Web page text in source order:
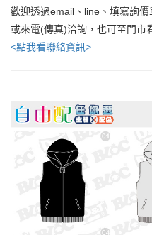
歡迎透過email、line、填寫詢價
或來電(傳真)洽詢，也可至門市
<點我看聯絡資訊>